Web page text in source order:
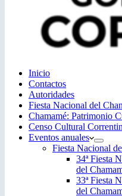
Inicio
Contactos
Autoridades
Fiesta Nacional del
Chamamé: Patrimonio
Censo Cultural
Eventos anuales
Fiesta Nacional
34ª Fiesta
del
33ª Fiesta
del